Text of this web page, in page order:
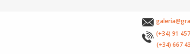
(+34) 91
(+34) 667